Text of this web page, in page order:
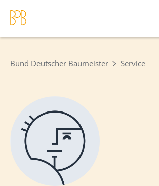
Bund Deutscher Baumeister Service